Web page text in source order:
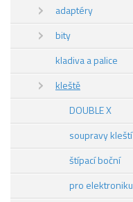
adaptéry
bity
kladiva a palice
kleště
DOUBLE X
soupravy kleští
štípací boční
pro elektroniku